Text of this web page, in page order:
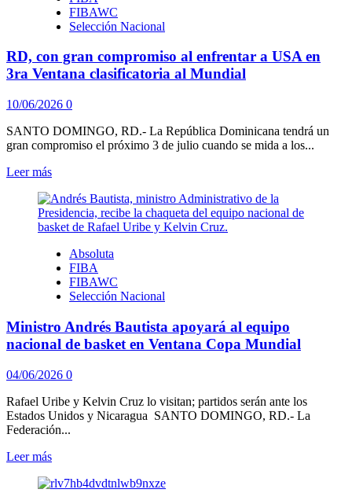
nacional
en
Ventana
Copa
de
Baloncesto
FIBAWC
Selección Nacional
RD, con gran compromiso al enfrentar a USA en
3ra Ventana clasificatoria al Mundial
10/06/2026 0
SANTO DOMINGO, RD.- La República Dominicana tendrá un
gran compromiso el próximo 3 de julio cuando se mida a los...
Leer másLeer
sobre
RD,
con
compromiso
al
enfrentar
en
3ra
Ventana
clasificatoria
al
Mundial
Absoluta
FIBA
FIBAWC
Selección Nacional
Ministro Andrés Bautista apoyará al equipo
nacional de basket en Ventana Copa Mundial
04/06/2026 0
Rafael Uribe y Kelvin Cruz lo visitan; partidos serán ante los
Estados Unidos y Nicaragua SANTO DOMINGO, RD.- La
Federación...
Leer másLeer
sobre